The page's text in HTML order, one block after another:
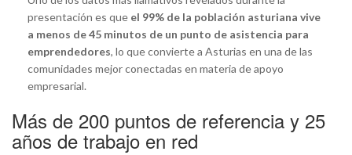
presentación es que el 99% de la población asturiana vive
a menos de 45 minutos de un punto de asistencia para
emprendedores, lo que convierte a Asturias en una de las
comunidades mejor conectadas en materia de apoyo
empresarial.
Más de 200 puntos de referencia y 25
años de trabajo en red